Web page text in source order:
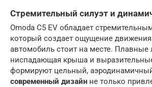
Стремительный силуэт и
Omoda C5 EV обладает
который создает ощущение
автомобиль стоит на месте. Плавные
ниспадающая крыша и
формируют цельный,
современный дизайн не только